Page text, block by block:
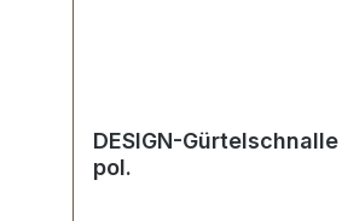
DESIGN-
pol.